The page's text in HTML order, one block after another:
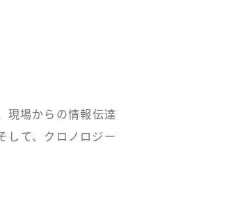
現場からの情報伝達
して、クロノロジー